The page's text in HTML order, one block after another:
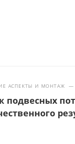
АСПЕКТЫ И МОНТАЖ —
подвесных